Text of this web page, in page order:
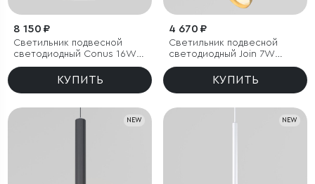
8 150 ₽
Светильник подвесной
светодиодный Conus 16W
4000K черный
КУПИТЬ
4 670 ₽
Светильник подвесной
светодиодный Join 7W
3000K латунь
КУПИТЬ
NEW NEW